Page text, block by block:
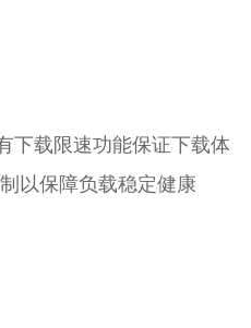
下载限速功能保证下载体
以保障负载稳定健康